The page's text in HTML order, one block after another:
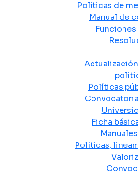
Políticas de
Manual de
Políticas
Ficha
Políticas,